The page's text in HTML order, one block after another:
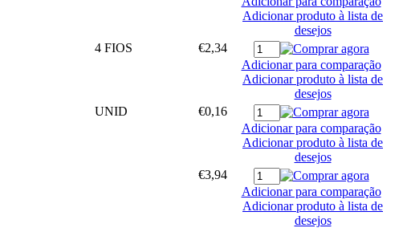
Adicionar produto à lista de
desejos
4 FIOS
€2,34
Adicionar para comparação
Adicionar produto à lista de
desejos
UNID
€0,16
Adicionar para comparação
Adicionar produto à lista de
desejos
€3,94
Adicionar para comparação
Adicionar produto à lista de
desejos